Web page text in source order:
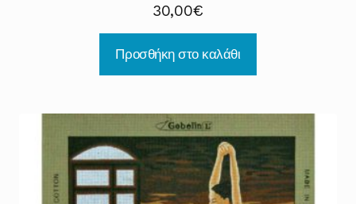
30,00€
Προσθήκη στο καλάθι